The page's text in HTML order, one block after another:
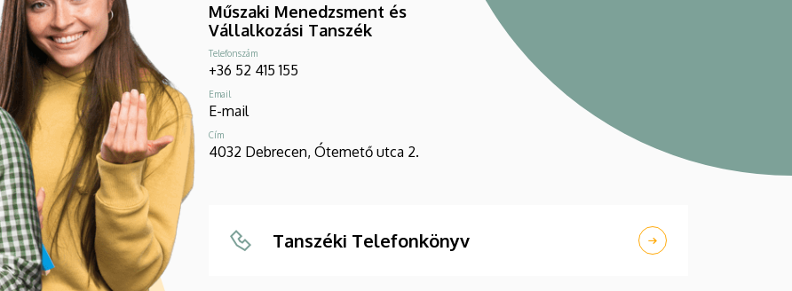
Műszaki Menedzsment és
Vállalkozási Tanszék
Telefonszám
+36 52 415 155
Email
E-mail
Cím
4032 Debrecen, Ótemető utca 2.
Tanszéki Telefonkönyv